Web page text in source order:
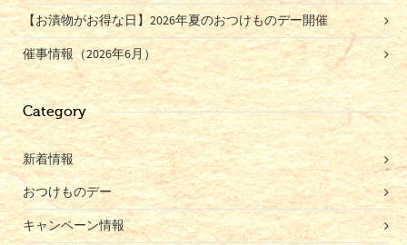
【お漬物がお得な日】2026年夏のおつけものデー開催
催事情報（2026年6月）
Category
新着情報
おつけものデー
キャンペーン情報